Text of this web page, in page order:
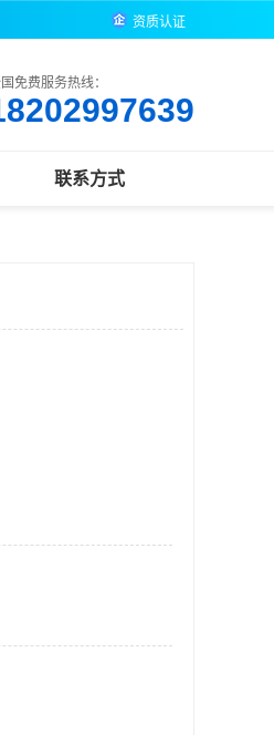
资质认证
免费服务热线：
联系方式